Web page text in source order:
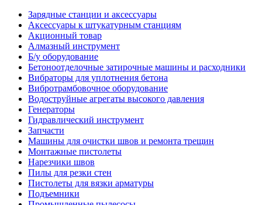
Зарядные станции и аксессуары
Аксессуары к штукатурным станциям
Акционный товар
Алмазный инструмент
Б/у оборудование
Бетоноотделочные затирочные машины и расходники
Вибраторы для уплотнения бетона
Вибротрамбовочное оборудование
Водоструйные агрегаты высокого давления
Генераторы
Гидравлический инструмент
Запчасти
Машины для очистки швов и ремонта трещин
Монтажные пистолеты
Нарезчики швов
Пилы для резки стен
Пистолеты для вязки арматуры
Подъемники